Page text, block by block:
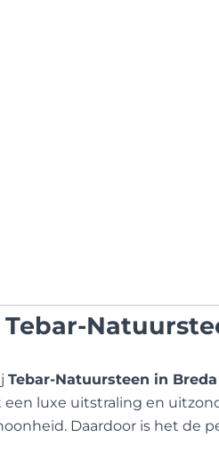
Tebar-Natuursteen in Breda
luxe uitstraling en
Daardoor is het de